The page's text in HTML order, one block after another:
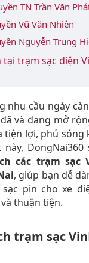
TN Trần Văn
Vũ Văn Nhiên
Nguyễn Trung
tại trạm sạc điện
nhu cầu ngày
và đang mở
tiện lợi, phủ sóng
này,
các trạm sạc
, giúp bạn dễ
pin cho xe
thuận tiện.
trạm sạc